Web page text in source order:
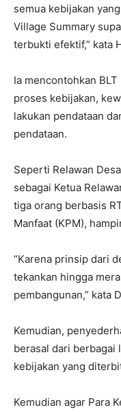
semua kebijakan
Village Summary
terbukti efektif,” kata
Ia mencontohkan
proses kebijakan,
lakukan pendataan
pendataan.
Seperti Relawan
sebagai Ketua
tiga orang berbasis
Manfaat (KPM),
“Karena prinsip dari
tekankan hingga
pembangunan,” kata
Kemudian,
berasal dari berbagai
kebijakan yang
Kemudian agar Para